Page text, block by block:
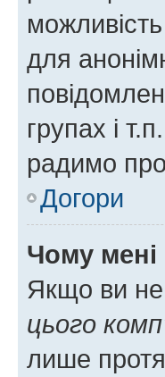
для
групах і
радимо
Догори
Чому мені
Якщо ви не
цього
лише